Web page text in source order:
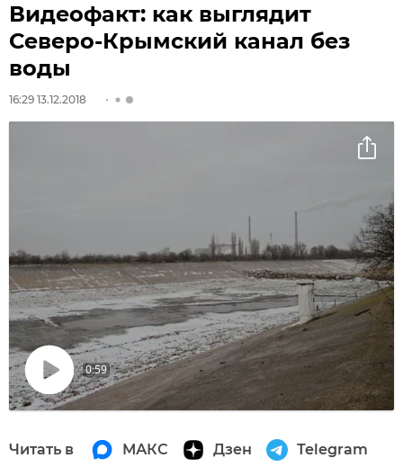
Видеофакт: как выглядит
Северо-Крымский канал без
воды
16:29 13.12.2018
Воспроизвести
0:59
Читать в МАКС Дзен Telegram